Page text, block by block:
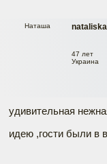
nataliska
Наташа
47 лет
Украина
удивительная
идею ,гости были в